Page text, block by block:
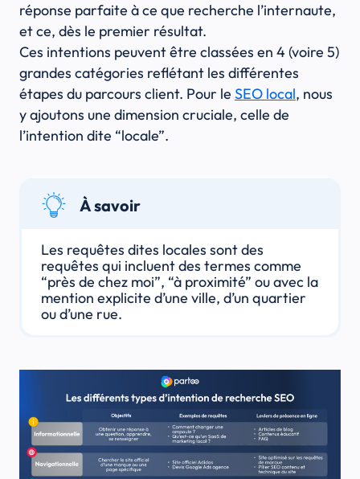
réponse parfaite à ce que recherche l’internaute,
et ce, dès le premier résultat.
Ces intentions peuvent être classées en 4 (voire 5)
grandes catégories reflétant les différentes
étapes du parcours client. Pour le SEO local, nous
y ajoutons une dimension cruciale, celle de
l’intention dite “locale”.
À savoir
Les requêtes dites locales sont des
requêtes qui incluent des termes comme
“près de chez moi”, “à proximité” ou avec la
mention explicite d’une ville, d’un quartier
ou d’une rue.